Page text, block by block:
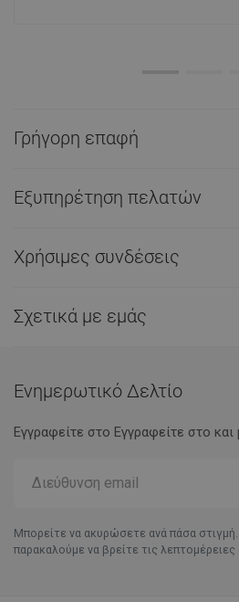
Γρήγορη επαφή
Εξυπηρέτηση πελατών
Χρήσιμες συνδέσεις
Σχετικά με εμάς
Ενημερωτικό Δελτίο
Εγγραφείτε στο Eγγραφείτε στο
Μπορείτε να ακυρώσετε ανά πάσα στιγμή.
παρακαλούμε να βρείτε τις